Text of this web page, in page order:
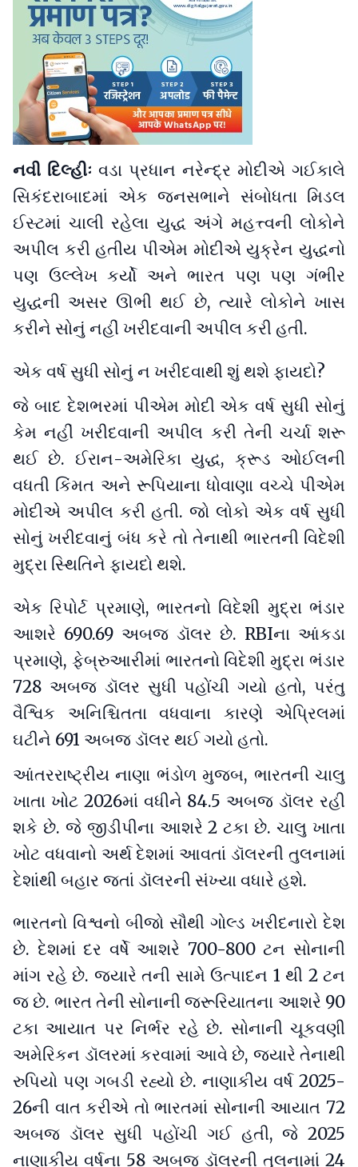
નવી દિલ્હીઃ વડા પ્રધાન નરેન્દ્ર મોદીએ ગઈકાલે
સિકંદરાબાદમાં એક જનસભાને સંબોધતા મિડલ
ઈસ્ટમાં ચાલી રહેલા યુદ્ધ અંગે મહત્ત્વની લોકોને
અપીલ કરી હતીય પીએમ મોદીએ યુક્રેન યુદ્ધનો
પણ ઉલ્લેખ કર્યો અને ભારત પણ પણ ગંભીર
યુદ્ધની અસર ઊભી થઈ છે, ત્યારે લોકોને ખાસ
કરીને સોનું નહીં ખરીદવાની અપીલ કરી હતી.
એક વર્ષ સુધી સોનું ન ખરીદવાથી શું થશે ફાયદો?
જે બાદ દેશભરમાં પીએમ મોદી એક વર્ષ સુધી સોનું
કેમ નહીં ખરીદવાની અપીલ કરી તેની ચર્ચા શરૂ
થઈ છે. ઈરાન-અમેરિકા યુદ્ધ, ક્રૂડ ઓઈલની
વધતી કિંમત અને રૂપિયાના ધોવાણા વચ્ચે પીએમ
મોદીએ અપીલ કરી હતી. જો લોકો એક વર્ષ સુધી
સોનું ખરીદવાનું બંધ કરે તો તેનાથી ભારતની વિદેશી
મુદ્રા સ્થિતિને ફાયદો થશે.
એક રિપોર્ટ પ્રમાણે, ભારતનો વિદેશી મુદ્રા ભંડાર
આશરે 690.69 અબજ ડૉલર છે. RBIના આંકડા
પ્રમાણે, ફેબ્રુઆરીમાં ભારતનો વિદેશી મુદ્રા ભંડાર
728 અબજ ડૉલર સુધી પહોંચી ગયો હતો, પરંતુ
વૈશ્વિક અનિશ્ચિતતા વધવાના કારણે એપ્રિલમાં
ઘટીને 691 અબજ ડૉલર થઈ ગયો હતો.
આંતરરાષ્ટ્રીય નાણા ભંડોળ મુજબ, ભારતની ચાલુ
ખાતા ખોટ 2026માં વધીને 84.5 અબજ ડૉલર રહી
શકે છે. જે જીડીપીના આશરે 2 ટકા છે. ચાલુ ખાતા
ખોટ વધવાનો અર્થ દેશમાં આવતાં ડૉલરની તુલનામાં
દેશાંથી બહાર જતાં ડૉલરની સંખ્યા વધારે હશે.
ભારતનો વિશ્વનો બીજો સૌથી ગોલ્ડ ખરીદનારો દેશ
છે. દેશમાં દર વર્ષે આશરે 700-800 ટન સોનાની
માંગ રહે છે. જ્યારે તની સામે ઉત્પાદન 1 થી 2 ટન
જ છે. ભારત તેની સોનાની જરૂરિયાતના આશરે 90
ટકા આયાત પર નિર્ભર રહે છે. સોનાની ચૂકવણી
અમેરિકન ડૉલરમાં કરવામાં આવે છે, જ્યારે તેનાથી
રુપિયો પણ ગબડી રહ્યો છે. નાણાકીય વર્ષ 2025-
26ની વાત કરીએ તો ભારતમાં સોનાની આયાત 72
અબજ ડૉલર સુધી પહોંચી ગઈ હતી, જે 2025
નાણાકીય વર્ષના 58 અબજ ડૉલરની તુલનામાં 24